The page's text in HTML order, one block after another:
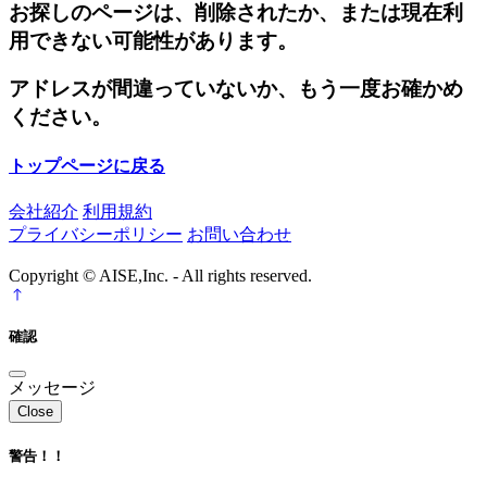
お探しのページは、削除されたか、または現在利
用できない可能性があります。
アドレスが間違っていないか、もう一度お確かめ
ください。
トップページに戻る
会社紹介 利用規約
プライバシーポリシー お問い合わせ
Copyright © AISE,Inc. - All rights reserved.
確認
メッセージ
Close
警告！！